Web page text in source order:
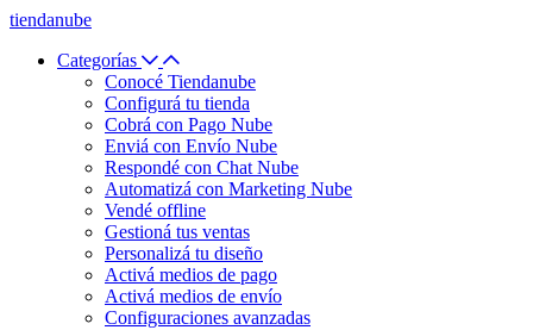
tiendanube
Categorías
Conocé Tiendanube
Configurá tu tienda
Cobrá con Pago Nube
Enviá con Envío Nube
Respondé con Chat Nube
Automatizá con Marketing Nube
Vendé offline
Gestioná tus ventas
Personalizá tu diseño
Activá medios de pago
Activá medios de envío
Configuraciones avanzadas